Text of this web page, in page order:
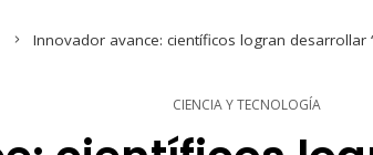
Innovador avance: científicos logran
CIENCIA Y TECNOLOGÍA